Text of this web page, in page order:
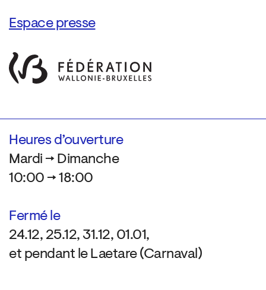
Espace presse
Heures d’ouverture
Mardi → Dimanche
10:00 → 18:00
Fermé le
24.12, 25.12, 31.12, 01.01,
et pendant le Laetare (Carnaval)